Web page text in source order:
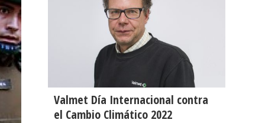
Valmet Día Internacional contra
el Cambio Climático 2022